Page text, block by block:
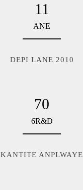
11
ANE
DEPI LANE 2010
70
6R&D
KANTITE ANPLWAYE